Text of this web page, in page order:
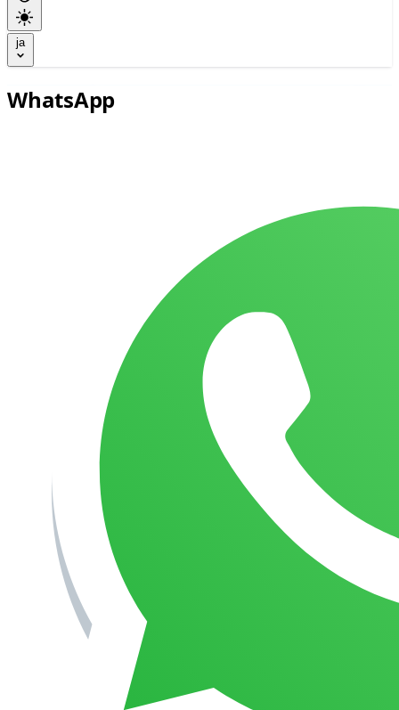
ja
WhatsApp